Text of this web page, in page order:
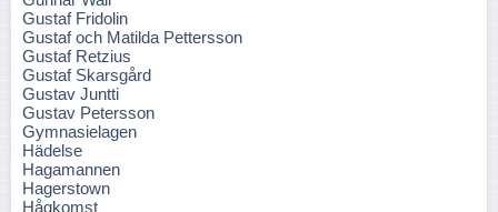
Gustaf Fridolin
Gustaf och Matilda Pettersson
Gustaf Retzius
Gustaf Skarsgård
Gustav Juntti
Gustav Petersson
Gymnasielagen
Hädelse
Hagamannen
Hagerstown
Hågkomst